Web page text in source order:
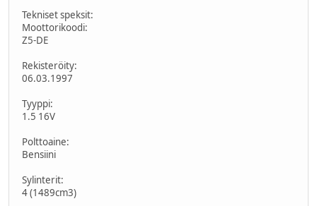
Tekniset speksit:
Moottorikoodi:
Z5-DE
Rekisteröity:
06.03.1997
Tyyppi:
1.5 16V
Polttoaine:
Bensiini
Sylinterit:
4 (1489cm3)